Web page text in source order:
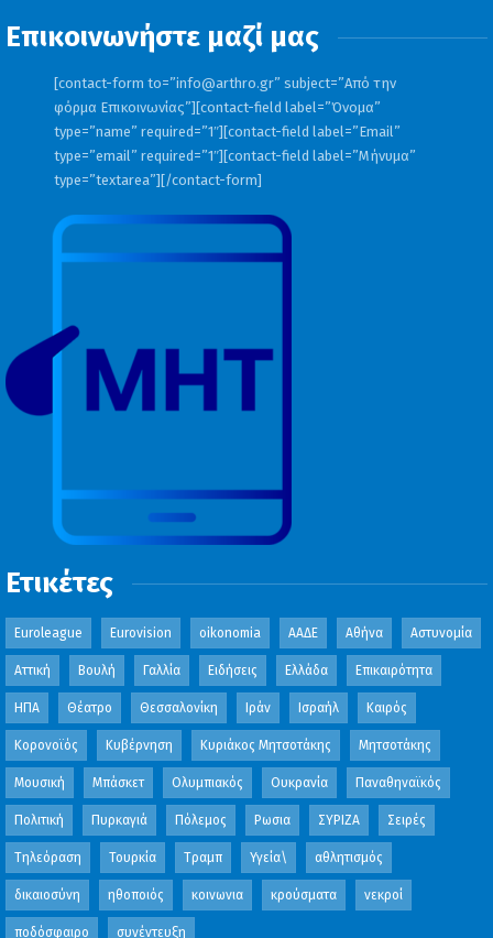
Επικοινωνήστε μαζί μας
[contact-form to=”info@arthro.gr” subject=”Από την
φόρμα Επικοινωνίας”][contact-field label=”Όνομα”
type=”name” required=”1″][contact-field label=”Email”
type=”email” required=”1″][contact-field label=”Μήνυμα”
type=”textarea”][/contact-form]
Ετικέτες
Euroleague Eurovision oikonomia ΑΑΔΕ Αθήνα Αστυνομία
Αττική Βουλή Γαλλία Ειδήσεις Ελλάδα Επικαιρότητα
ΗΠΑ Θέατρο Θεσσαλονίκη Ιράν Ισραήλ Καιρός
Κορονοϊός Κυβέρνηση Κυριάκος Μητσοτάκης Μητσοτάκης
Μουσική Μπάσκετ Ολυμπιακός Ουκρανία Παναθηναϊκός
Πολιτική Πυρκαγιά Πόλεμος Ρωσια ΣΥΡΙΖΑ Σειρές
Τηλεόραση Τουρκία Τραμπ Υγεία\ αθλητισμός
δικαιοσύνη ηθοποιός κοινωνια κρούσματα νεκροί
ποδόσφαιρο συνέντευξη